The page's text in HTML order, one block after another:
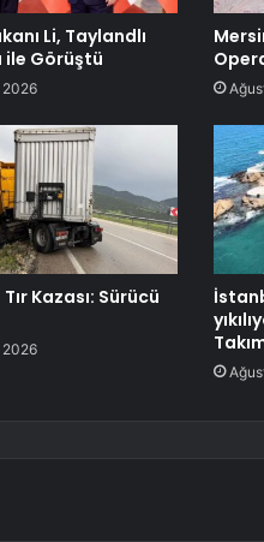
Li, Taylandlı
ile Görüştü
2026
Kazası: Sürücü
2026